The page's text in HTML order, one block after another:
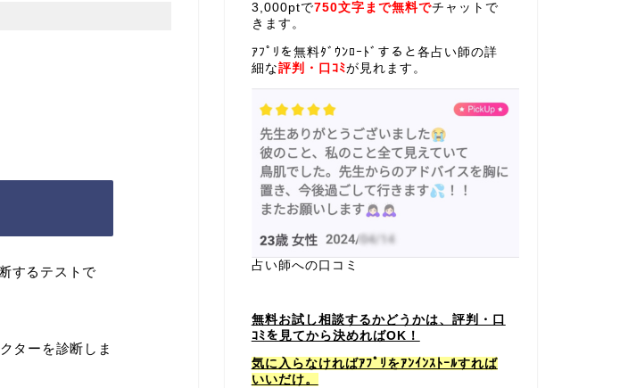
するテストで
ターを診断しま
3,000ptで750文字まで無料でチャットで
きます。
ｱﾌﾟﾘを無料ﾀﾞｳﾝﾛｰﾄﾞすると各占い師の詳
細な評判・口ｺﾐが見れます。
占い師への口コミ
無料お試し相談するかどうかは、評判・口
ｺﾐを見てから決めればOK！
気に入らなければｱﾌﾟﾘをｱﾝｲﾝｽﾄｰﾙすれば
いいだけ。